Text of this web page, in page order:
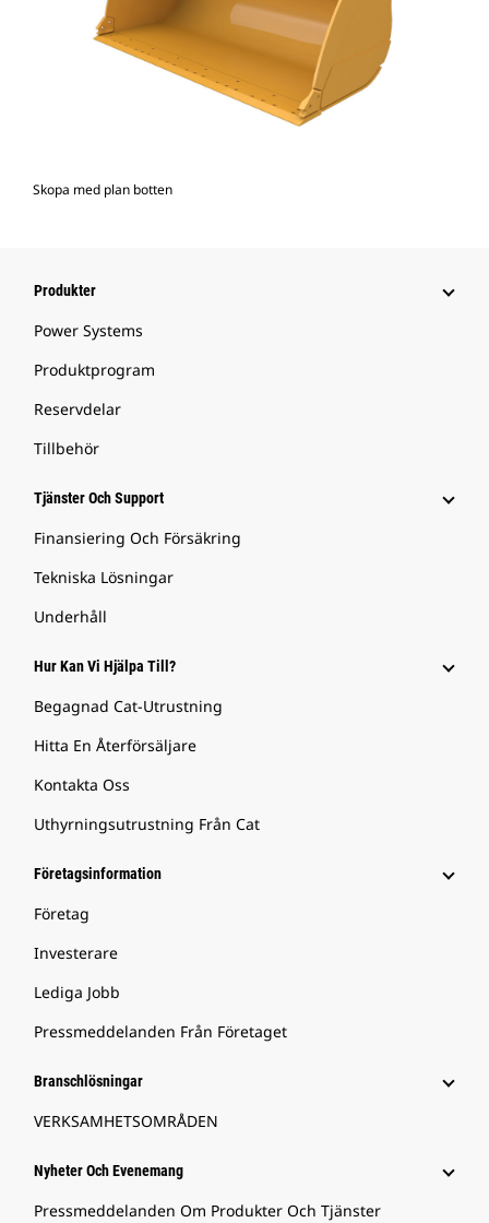
Skopa med plan botten
Produkter
Power Systems
Produktprogram
Reservdelar
Tillbehör
Tjänster Och Support
Finansiering Och Försäkring
Tekniska Lösningar
Underhåll
Hur Kan Vi Hjälpa Till?
Begagnad Cat-Utrustning
Hitta En Återförsäljare
Kontakta Oss
Uthyrningsutrustning Från Cat
Företagsinformation
Företag
Investerare
Lediga Jobb
Pressmeddelanden Från Företaget
Branschlösningar
VERKSAMHETSOMRÅDEN
Nyheter Och Evenemang
Pressmeddelanden Om Produkter Och Tjänster